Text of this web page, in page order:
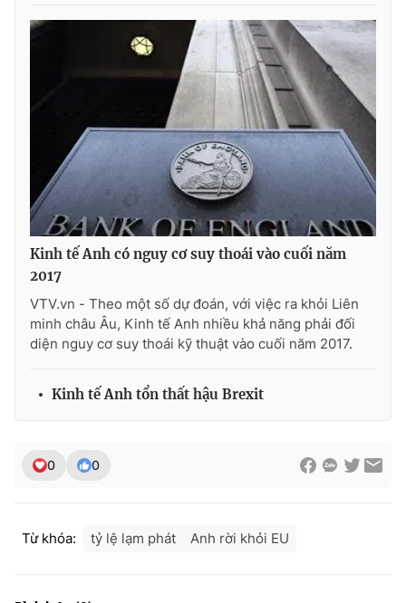
Giao lưu trực tuyến
Lịch phát sóng
Chuyên mục khác
Emagazine Podcast
Photo Infographic
Video
VTV Money VTV Thể thao
VTV Sức khoẻ Bất động sản
VTV9 VTV8
Kinh tế Anh có nguy cơ suy thoái vào cuối năm
2017
VTV.vn - Theo một số dự đoán, với việc ra khỏi Liên
minh châu Âu, Kinh tế Anh nhiều khả năng phải đối
diện nguy cơ suy thoái kỹ thuật vào cuối năm 2017.
Kinh tế Anh tổn thất hậu Brexit
0 0
Từ khóa: tỷ lệ lạm phát Anh rời khỏi EU